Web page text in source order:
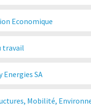
Economique
travail
Energies SA
Mobilité,